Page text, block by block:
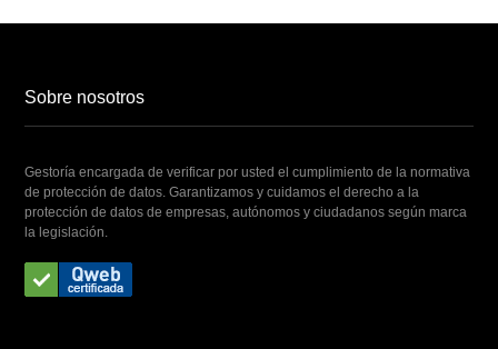
Sobre nosotros
Gestoría encargada de verificar por usted el cumplimiento de la normativa
de protección de datos. Garantizamos y cuidamos el derecho a la
protección de datos de empresas, autónomos y ciudadanos según marca
la legislación.